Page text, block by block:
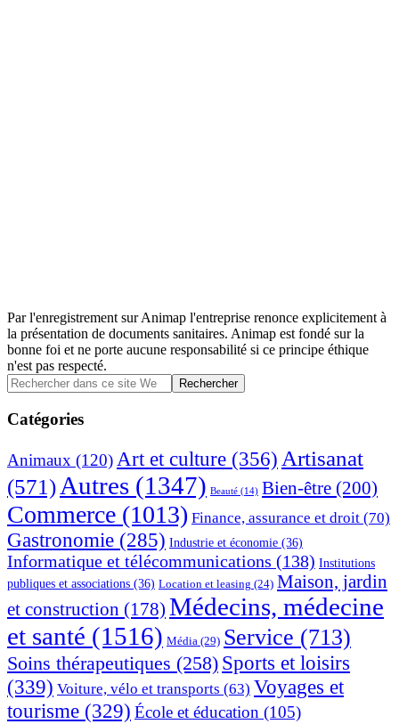
Par l'enregistrement sur Animap l'entreprise renonce explicitement à
la présentation de documents sanitaires. Animap est fondé sur la
bonne foi et ne porte aucune responsabilité si ce principe éthique
n'est pas respecté.
Barre
latérale
principale
Rechercher
dans
ce
site
Catégories
Animaux (120)Art et culture (356) Artisanat
(571) Autres (1347) Beauté (14) Bien-être (200)
Commerce (1013) Finance, assurance et droit (70)
Gastronomie (285) Industrie et économie (36)
Informatique et télécommunications (138) Institutions
publiques et associations (36) Location et leasing (24) Maison, jardin
et construction (178) Médecins, médecine
et santé (1516) Média (29) Service (713)
Soins thérapeutiques (258) Sports et loisirs
(339) Voiture, vélo et transports (63) Voyages et
tourisme (329) École et éducation (105)